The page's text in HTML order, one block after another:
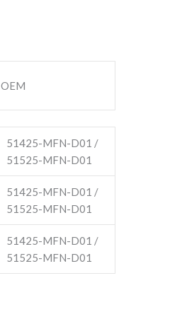
OEM
51425-MFN-D01 /
51525-MFN-D01
51425-MFN-D01 /
51525-MFN-D01
51425-MFN-D01 /
51525-MFN-D01